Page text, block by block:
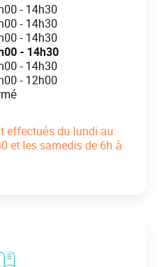
-14h30
-14h30
-14h30
- 14h30
-14h30
-12h00
effectués du lundi au
et les samedis de 6h à